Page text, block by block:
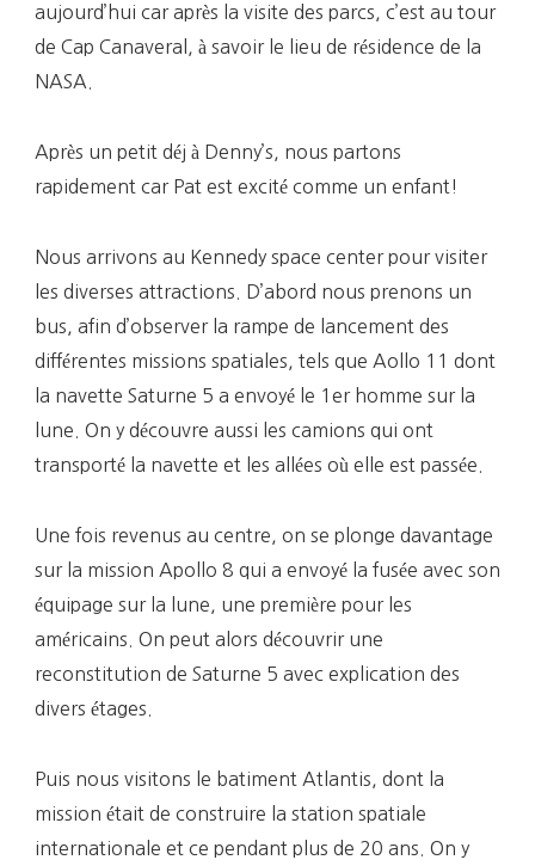
aujourd’hui car après la visite des parcs, c’est au tour
de Cap Canaveral, à savoir le lieu de résidence de la
NASA.
Après un petit déj à Denny’s, nous partons
rapidement car Pat est excité comme un enfant!
Nous arrivons au Kennedy space center pour visiter
les diverses attractions. D’abord nous prenons un
bus, afin d’observer la rampe de lancement des
différentes missions spatiales, tels que Aollo 11 dont
la navette Saturne 5 a envoyé le 1er homme sur la
lune. On y découvre aussi les camions qui ont
transporté la navette et les allées où elle est passée.
Une fois revenus au centre, on se plonge davantage
sur la mission Apollo 8 qui a envoyé la fusée avec son
équipage sur la lune, une première pour les
américains. On peut alors découvrir une
reconstitution de Saturne 5 avec explication des
divers étages.
Puis nous visitons le batiment Atlantis, dont la
mission était de construire la station spatiale
internationale et ce pendant plus de 20 ans. On y